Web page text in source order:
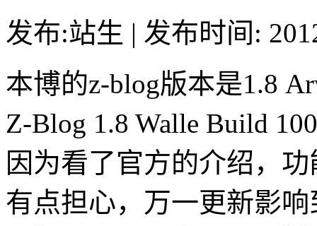
发布:站生 | 发布时间:
本博的z-blog版本是1.8
Z-Blog 1.8 Walle Build
因为看了官方的介绍，
有点担心，万一更新影